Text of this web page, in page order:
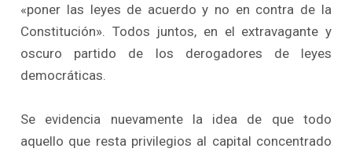
«poner las leyes de acuerdo y no en contra de la
Constitución». Todos juntos, en el extravagante y
oscuro partido de los derogadores de leyes
democráticas.
Se evidencia nuevamente la idea de que todo
aquello que resta privilegios al capital concentrado